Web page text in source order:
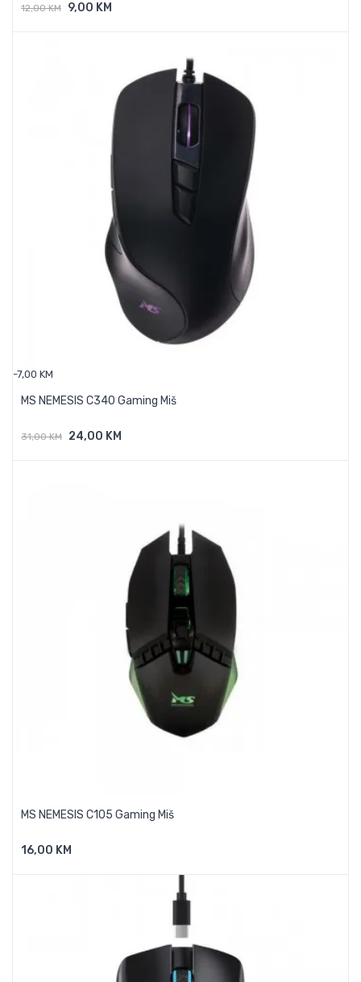
12,00 KM 9,00 KM
Dodaj U Košaricu
-7,00 KM
MS NEMESIS C340 Gaming Miš
31,00 KM 24,00 KM
Dodaj U Košaricu
MS NEMESIS C105 Gaming Miš
16,00 KMDodaj U Košaricu